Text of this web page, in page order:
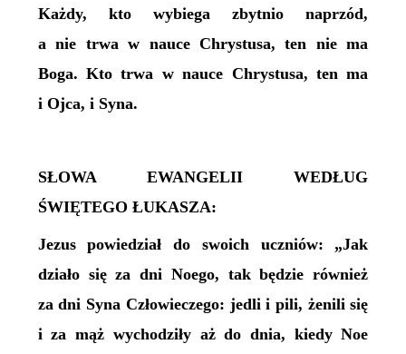
Każdy, kto wybiega zbytnio naprzód,
a nie trwa w nauce Chrystusa, ten nie ma
Boga. Kto trwa w nauce Chrystusa, ten ma
i Ojca, i Syna.
SŁOWA EWANGELII WEDŁUG
ŚWIĘTEGO ŁUKASZA:
Jezus powiedział do swoich uczniów: „Jak
działo się za dni Noego, tak będzie również
za dni Syna Człowieczego: jedli i pili, żenili się
i za mąż wychodziły aż do dnia, kiedy Noe